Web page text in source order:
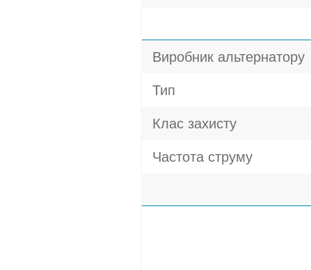
Виробник альтернатору
Тип
Клас захисту
Частота струму